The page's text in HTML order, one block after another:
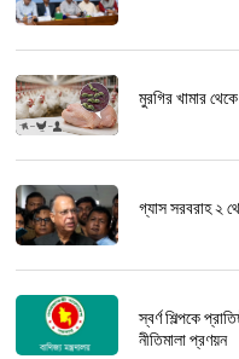
মুরগির খামার
গ্যাস সরবরাহ ২
স্বর্ণ শিল্পকে
নীতিমালা প্রণয়ন